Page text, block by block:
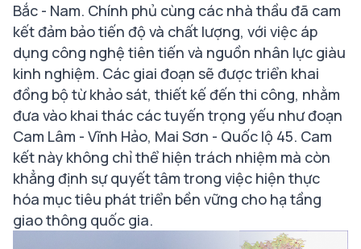
Bắc - Nam. Chính phủ cùng các nhà thầu đã cam
kết đảm bảo tiến độ và chất lượng, với việc áp
dụng công nghệ tiên tiến và nguồn nhân lực giàu
kinh nghiệm. Các giai đoạn sẽ được triển khai
đồng bộ từ khảo sát, thiết kế đến thi công, nhằm
đưa vào khai thác các tuyến trọng yếu như đoạn
Cam Lâm - Vĩnh Hảo, Mai Sơn - Quốc lộ 45. Cam
kết này không chỉ thể hiện trách nhiệm mà còn
khẳng định sự quyết tâm trong việc hiện thực
hóa mục tiêu phát triển bền vững cho hạ tầng
giao thông quốc gia.